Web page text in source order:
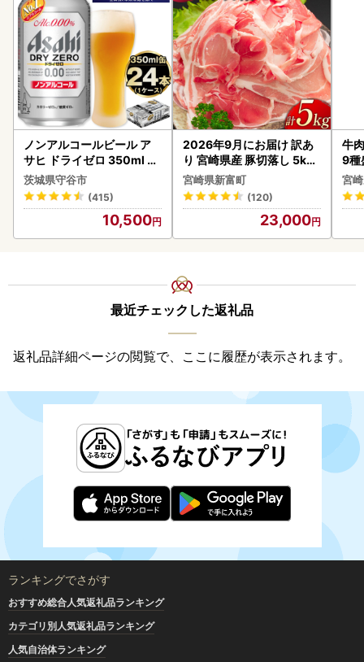
ノンアルコールビール ア
サヒ ドライゼロ 350ml 24
本 ノンアル ビール asashi
守谷市
茨城県守谷市
(415)
10,500
2026年9月にお届け 訳あ
り 宮崎県産 豚切落し 5kg
C325-2506-2609
宮崎県新富町
(120)
23,000
牛
9種
-
シ!!
宮
最近チェックした返礼品
返礼品詳細ページの閲覧で、ここに履歴が表示されます。
ランキングでさがす
おすすめ総合人気返礼品ランキング
カテゴリ別人気返礼品ランキング
人気自治体ランキング